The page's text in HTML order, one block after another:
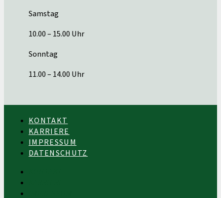
Samstag
10.00 – 15.00 Uhr
Sonntag
11.00 – 14.00 Uhr
KONTAKT
KARRIERE
IMPRESSUM
DATENSCHUTZ